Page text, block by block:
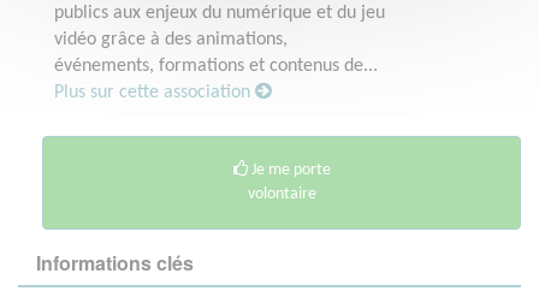
publics aux enjeux du numérique et du jeu
vidéo grâce à des animations,
événements, formations et contenus de...
Plus sur cette association
Je me porte
volontaire
Informations clés